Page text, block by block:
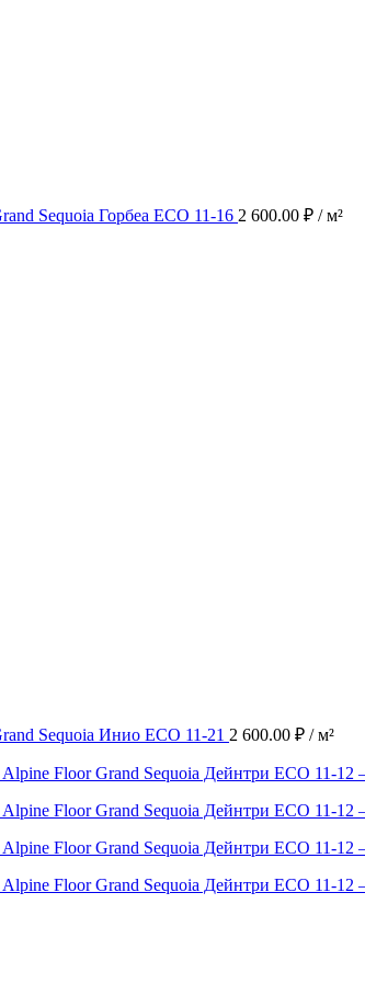
Sequoia Горбеа ECO 11-16 2 600.00 ₽ / м²
Sequoia Инио ECO 11-21 2 600.00 ₽ / м²